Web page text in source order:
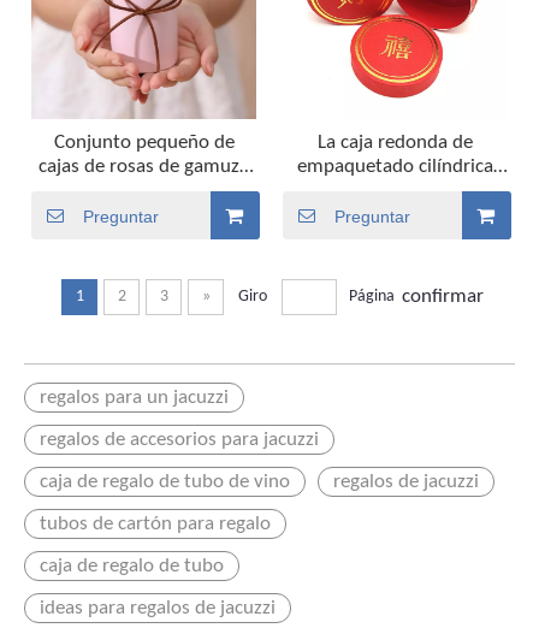
Conjunto pequeño de
cajas de rosas de gamuza
preservadas, cartón de
embalaje para flores,
cilindro de regalo de flores
redonda rígida ECO
personalizado
Preguntar
La caja redonda de
empaquetado cilíndrica
colorida modifica el
empaquetado de los tubos
de papel para requisitos
Preguntar
1 2 3 » Giro Página confirmar
regalos para un jacuzzi
regalos de accesorios para jacuzzi
caja de regalo de tubo de vino regalos de jacuzzi
tubos de cartón para regalo
caja de regalo de tubo
ideas para regalos de jacuzzi